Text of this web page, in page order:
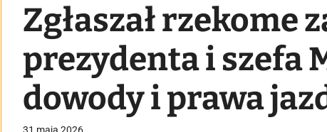
Zgłaszał rzekome
prezydenta i szefa
dowody i prawa